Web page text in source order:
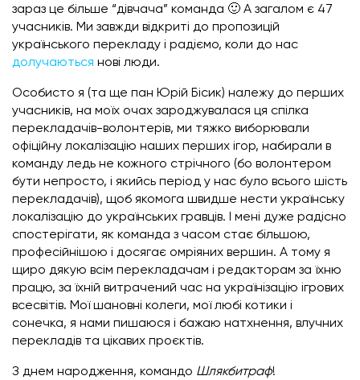
зараз це більше “дівчача” команда 🙂 А загалом є 47
учасників. Ми завжди відкриті до пропозицій
українського перекладу і радіємо, коли до нас
долучаються нові люди.
Особисто я (та ще пан Юрій Бісик) належу до перших
учасників, на моїх очах зароджувалася ця спілка
перекладачів-волонтерів, ми тяжко виборювали
офіційну локалізацію наших перших ігор, набирали в
команду ледь не кожного стрічного (бо волонтером
бути непросто, і якийсь період у нас було всього шість
перекладачів), щоб якомога швидше нести українську
локалізацію до українських гравців. І мені дуже радісно
спостерігати, як команда з часом стає більшою,
професійнішою і досягає омріяних вершин. А тому я
щиро дякую всім перекладачам і редакторам за їхню
працю, за їхній витрачений час на українізацію ігрових
всесвітів. Мої шановні колеги, мої любі котики і
сонечка, я нами пишаюся і бажаю натхнення, влучних
перекладів та цікавих проєктів.
З днем народження, командо Шлякбитраф!